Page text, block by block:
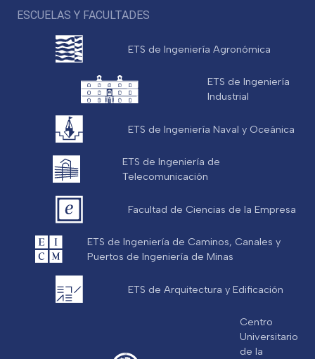
ESCUELAS Y FACULTADES
ETS de Ingeniería Agronómica
ETS de Ingeniería
Industrial
ETS de Ingeniería Naval y Oceánica
ETS de Ingeniería de
Telecomunicación
Facultad de Ciencias de la Empresa
ETS de Ingeniería de Caminos, Canales y
Puertos de Ingeniería de Minas
ETS de Arquitectura y Edificación
Centro
Universitario
de la